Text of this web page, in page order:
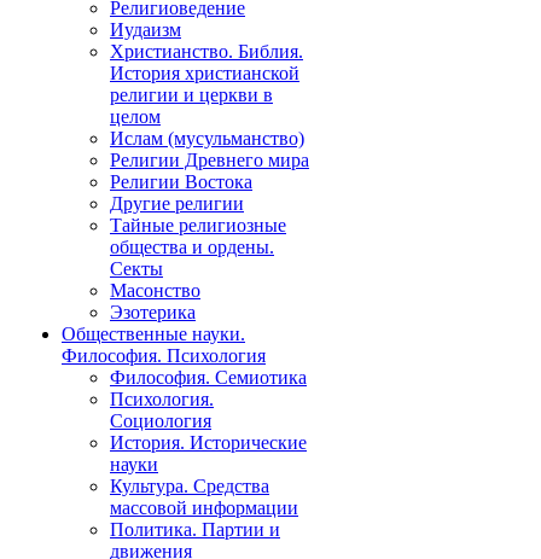
Религиоведение
Иудаизм
Христианство. Библия.
История христианской
религии и церкви в
целом
Ислам (мусульманство)
Религии Древнего мира
Религии Востока
Другие религии
Тайные религиозные
общества и ордены.
Секты
Масонство
Эзотерика
Общественные науки.
Философия. Психология
Философия. Семиотика
Психология.
Социология
История. Исторические
науки
Культура. Средства
массовой информации
Политика. Партии и
движения